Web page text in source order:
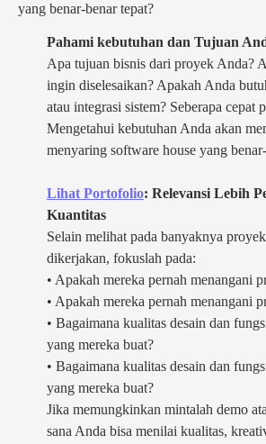
yang benar-benar tepat?
Pahami kebutuhan dan Tujuan
Apa tujuan bisnis dari proyek Anda?
ingin diselesaikan? Apakah Anda
atau integrasi sistem? Seberapa cepat
Mengetahui kebutuhan Anda akan
menyaring software house yang
Lihat Portofolio: Relevansi Lebih
Kuantitas
Selain melihat pada banyaknya
dikerjakan, fokuslah pada:
• Apakah mereka pernah menangani
• Apakah mereka pernah menangani
• Bagaimana kualitas desain dan
yang mereka buat?
• Bagaimana kualitas desain dan
yang mereka buat?
Jika memungkinkan mintalah demo
sana Anda bisa menilai kualitas,